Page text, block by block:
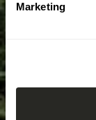
Marketing